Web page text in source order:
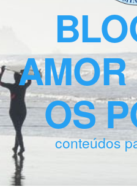
OS
conteúdos